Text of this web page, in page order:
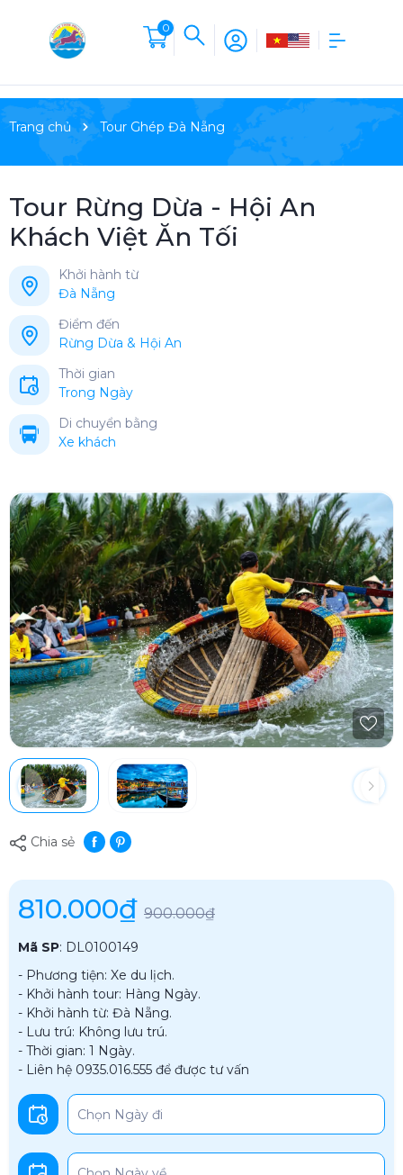
0
Trang chủ Tour Ghép Đà Nẵng
Tour Rừng Dừa - Hội An
Khách Việt Ăn Tối
Khởi hành từ
Đà Nẵng
Điểm đến
Rừng Dừa & Hội An
Thời gian
Trong Ngày
Di chuyển bằng
Xe khách
Chia sẻ
810.000₫ 900.000₫
Mã SP: DL0100149
- Phương tiện: Xe du lịch.
- Khởi hành tour: Hàng Ngày.
- Khởi hành từ: Đà Nẵng.
- Lưu trú: Không lưu trú.
- Thời gian: 1 Ngày.
- Liên hệ 0935.016.555 để được tư vấn